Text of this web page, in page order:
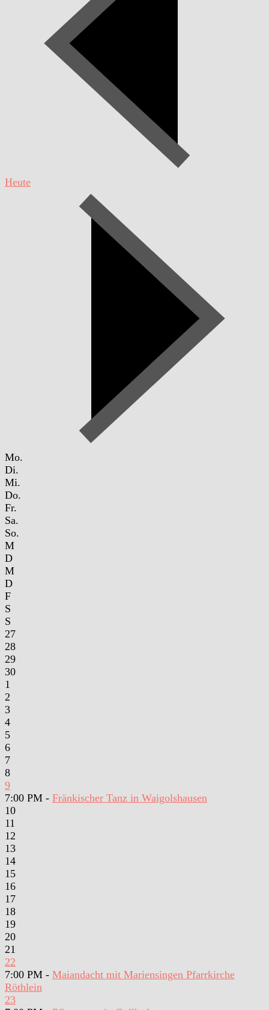
Heute
Mo.
Di.
Mi.
Do.
Fr.
Sa.
So.
M
D
M
D
F
S
S
27
28
29
30
1
2
3
4
5
6
7
8
9
7:00 PM - Fränkischer Tanz in Waigolshausen
10
11
12
13
14
15
16
17
18
19
20
21
22
7:00 PM - Maiandacht mit Mariensingen Pfarrkirche
Röthlein
23